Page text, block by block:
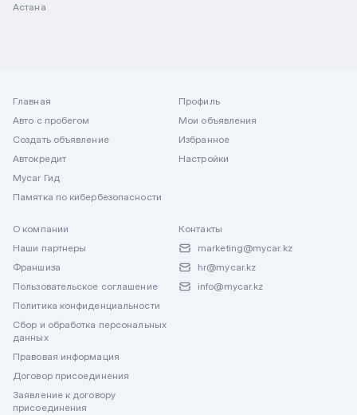
Астана
Главная
Авто с пробегом
Создать объявление
Автокредит
Mycar Гид
Памятка по кибербезопасности
Профиль
Мои объявления
Избранное
Настройки
О компании
Наши партнеры
Франшиза
Пользовательское соглашение
Политика конфиденциальности
Сбор и обработка персональных
данных
Правовая информация
Договор присоединения
Заявление к договору
присоединения
Контакты
marketing@mycar.kz
hr@mycar.kz
info@mycar.kz